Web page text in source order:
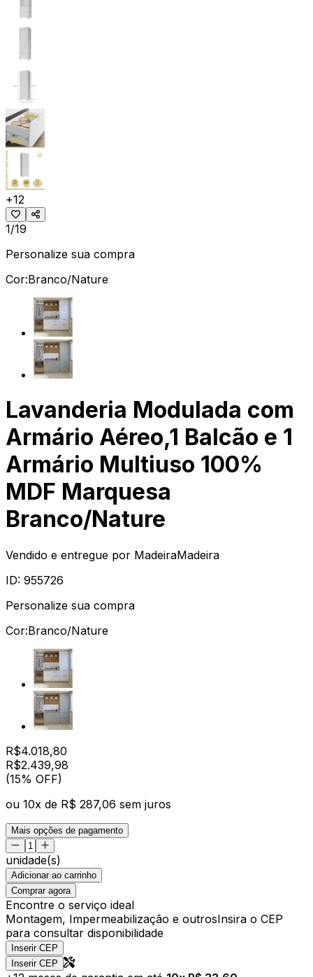
+12
1/19
Personalize sua compra
Cor:Branco/Nature
Lavanderia Modulada com
Armário Aéreo,1 Balcão e 1
Armário Multiuso 100%
MDF Marquesa
Branco/Nature
Vendido e entregue por MadeiraMadeira
ID: 955726
Personalize sua compra
Cor:Branco/Nature
R$4.018,80
R$2.439,98
(15% OFF)
ou 10x de R$ 287,06 sem juros
Mais opções de pagamento
unidade(s)
Adicionar ao carrinho
Comprar agora
Encontre o serviço ideal
Montagem, Impermeabilização e outrosInsira o CEP
para consultar disponibilidade
Inserir CEP
Inserir CEP